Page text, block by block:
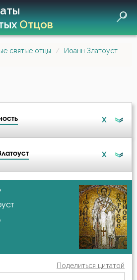
Отцов
святые отцы
Иоанн Златоуст
X
X
(Плиханков)
Поделиться цитатой